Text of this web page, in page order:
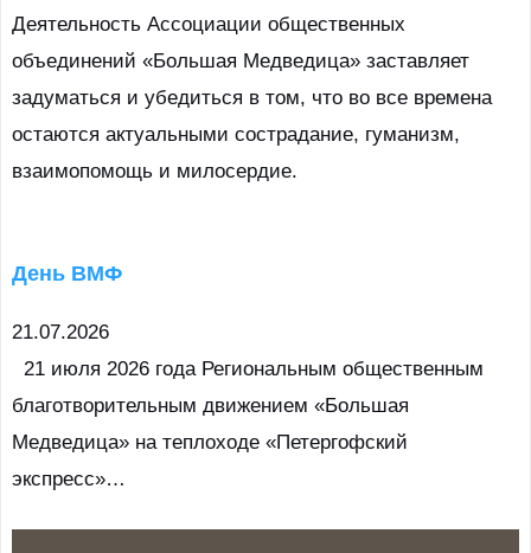
Деятельность Ассоциации общественных
объединений «Большая Медведица» заставляет
задуматься и убедиться в том, что во все времена
остаются актуальными сострадание, гуманизм,
взаимопомощь и милосердие.
День ВМФ
21.07.2026
21 июля 2026 года Региональным общественным
благотворительным движением «Большая
Медведица» на теплоходе «Петергофский
экспресс»…